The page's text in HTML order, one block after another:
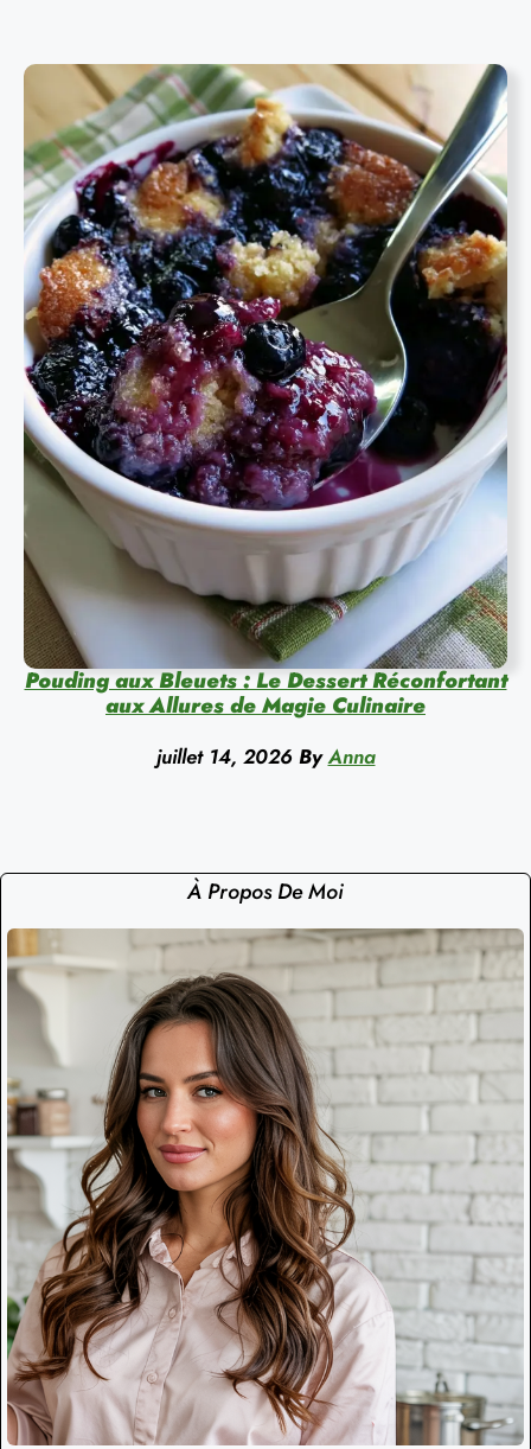
Pouding aux Bleuets : Le Dessert Réconfortant
aux Allures de Magie Culinaire
juillet 14, 2026 By Anna
À Propos De Moi